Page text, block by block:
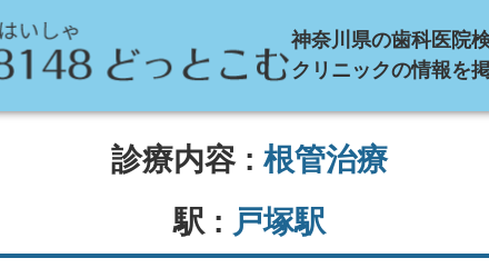
神奈川県の歯科医院
クリニックの情報を
診療内容 : 根管治療
駅 : 戸塚駅